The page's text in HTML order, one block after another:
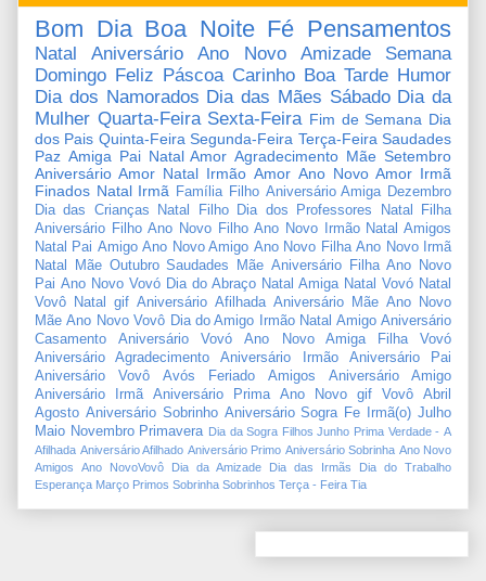
Bom Dia Boa Noite Fé Pensamentos
Natal Aniversário Ano Novo Amizade
Semana
Domingo Feliz Páscoa Carinho Boa Tarde Humor
Dia dos Namorados Dia das Mães Sábado Dia da
Mulher Quarta-Feira Sexta-Feira Fim de Semana Dia
dos Pais Quinta-Feira Segunda-Feira Terça-Feira Saudades
Paz Amiga Pai Natal Amor Agradecimento Mãe Setembro
Aniversário Amor Natal Irmão Amor Ano Novo Amor Irmã
Finados Natal Irmã Família Filho Aniversário Amiga Dezembro
Dia das Crianças
Natal Filho Dia dos Professores
Natal Filha
Aniversário Filho Ano Novo Filho Ano Novo Irmão Natal Amigos
Natal Pai Amigo Ano Novo Amigo Ano Novo Filha Ano Novo Irmã
Natal Mãe Outubro Saudades Mãe Aniversário Filha Ano Novo
Pai Ano Novo Vovó Dia do Abraço Natal Amiga Natal Vovó Natal
Vovô
Natal gif Aniversário Afilhada Aniversário Mãe Ano Novo
Mãe Ano Novo Vovô Dia do Amigo Irmão Natal Amigo Aniversário
Casamento
Aniversário Vovó Ano Novo Amiga Filha
Vovó
Aniversário Agradecimento
Aniversário Irmão
Aniversário Pai
Aniversário Vovô
Avós Feriado Amigos
Aniversário Amigo
Aniversário Irmã
Aniversário Prima Ano Novo gif Vovô
Abril
Agosto Aniversário Sobrinho Aniversário Sogra Fe Irmã(o) Julho
Maio Novembro Primavera Dia da Sogra Filhos Junho Prima Verdade - A
Afilhada Aniversário Afilhado Aniversário Primo Aniversário Sobrinha Ano Novo
Amigos
Ano NovoVovô Dia da Amizade Dia das Irmãs
Dia do Trabalho
Esperança Março Primos Sobrinha Sobrinhos Terça - Feira Tia